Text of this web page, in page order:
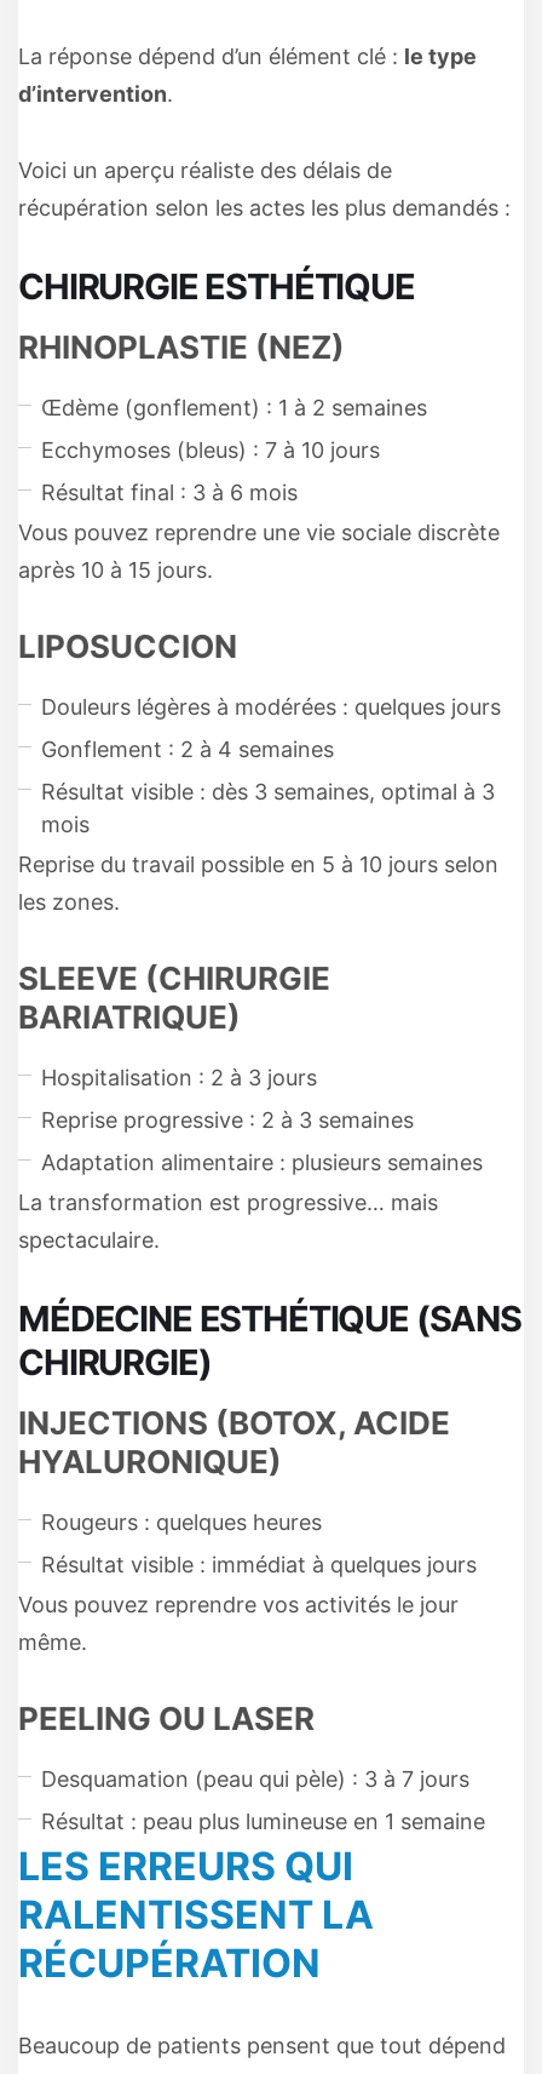
La réponse dépend d’un élément clé : le type
d’intervention.
Voici un aperçu réaliste des délais de
récupération selon les actes les plus demandés :
CHIRURGIE ESTHÉTIQUE
RHINOPLASTIE (NEZ)
Œdème (gonflement) : 1 à 2 semaines
Ecchymoses (bleus) : 7 à 10 jours
Résultat final : 3 à 6 mois
Vous pouvez reprendre une vie sociale discrète
après 10 à 15 jours.
LIPOSUCCION
Douleurs légères à modérées : quelques jours
Gonflement : 2 à 4 semaines
Résultat visible : dès 3 semaines, optimal à 3
mois
Reprise du travail possible en 5 à 10 jours selon
les zones.
SLEEVE (CHIRURGIE
BARIATRIQUE)
Hospitalisation : 2 à 3 jours
Reprise progressive : 2 à 3 semaines
Adaptation alimentaire : plusieurs semaines
La transformation est progressive… mais
spectaculaire.
MÉDECINE ESTHÉTIQUE (SANS
CHIRURGIE)
INJECTIONS (BOTOX, ACIDE
HYALURONIQUE)
Rougeurs : quelques heures
Résultat visible : immédiat à quelques jours
Vous pouvez reprendre vos activités le jour
même.
PEELING OU LASER
Desquamation (peau qui pèle) : 3 à 7 jours
Résultat : peau plus lumineuse en 1 semaine
LES ERREURS QUI
RALENTISSENT LA
RÉCUPÉRATION
Beaucoup de patients pensent que tout dépend